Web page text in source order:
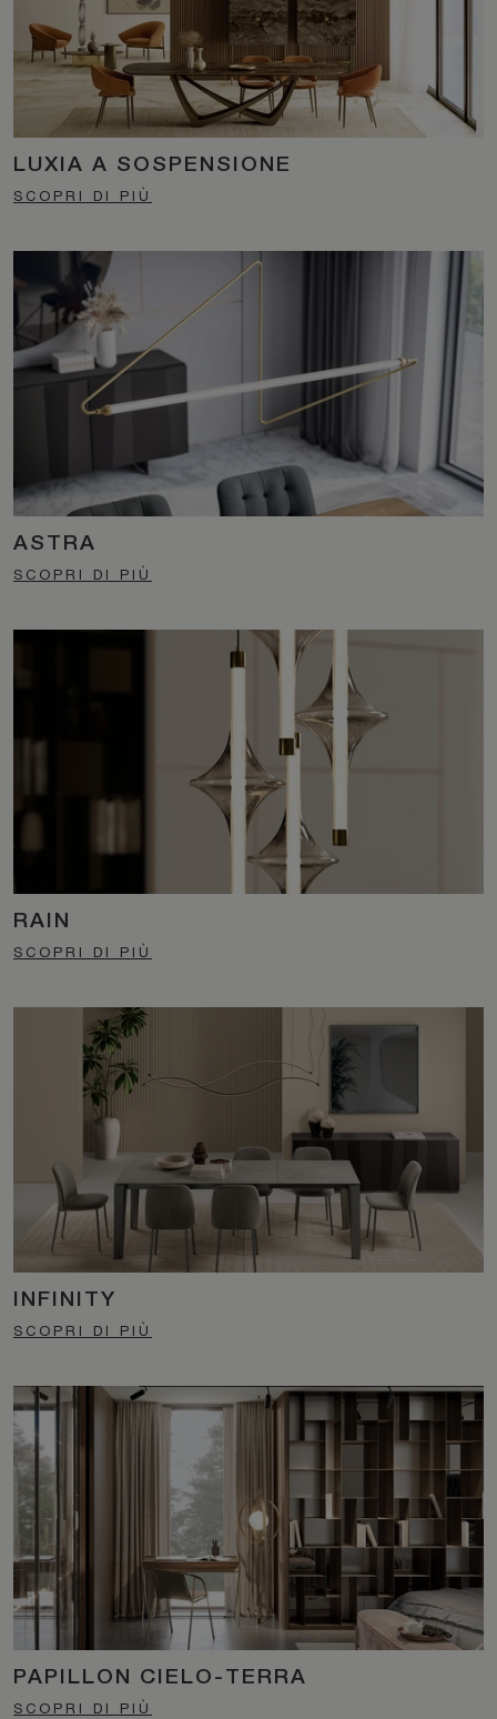
LUXIA A SOSPENSIONE
SCOPRI DI PIÙ
ASTRA
SCOPRI DI PIÙ
RAIN
SCOPRI DI PIÙ
INFINITY
SCOPRI DI PIÙ
PAPILLON CIELO-TERRA
SCOPRI DI PIÙ